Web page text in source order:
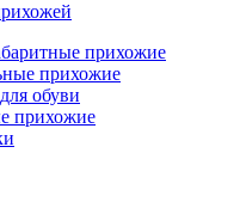
прихожие
прихожие
обуви
прихожие